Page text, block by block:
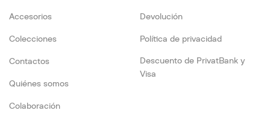
Accesorios
Colecciones
Contactos
Quiénes somos
Colaboración
Devolución
Política de privacidad
Descuento de PrivatBank y
Visa